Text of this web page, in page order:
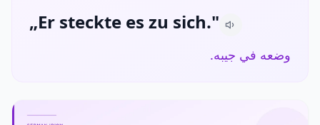
„Er steckte es zu sich."
وضعه في جيبه.